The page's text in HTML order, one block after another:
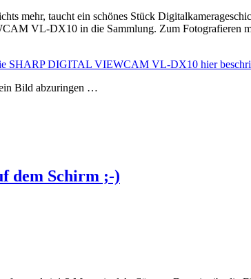
mehr, taucht ein schönes Stück
VL-DX10 in die Sammlung. Zum Fotografieren
SHARP DIGITAL VIEWCAM VL-DX10 hier
Bild abzuringen …
dem Schirm ;-)